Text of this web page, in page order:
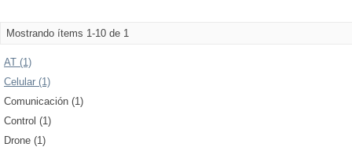
Mostrando ítems 1-10 de 1
AT (1)
Celular (1)
Comunicación (1)
Control (1)
Drone (1)